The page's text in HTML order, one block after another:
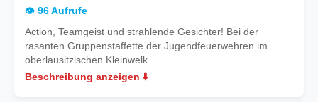
👁️ 96 Aufrufe
Action, Teamgeist und strahlende Gesichter! Bei der
rasanten Gruppenstaffette der Jugendfeuerwehren im
oberlausitzischen Kleinwelk...
Beschreibung anzeigen ⬇️